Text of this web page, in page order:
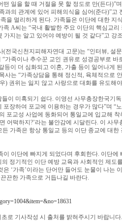
일을 할 때 거절을 못 할 정도로 만(든다)”며
과의 관계에 있어 피해의식을 심어(준다)”고
을 멀리하게 된다. 가족들은 이단에 대한 지
족 A씨는 “국내 활발한 주요 이단의 핵심교
가지는 알고 있어야 예방이 될 것 같다”고 강
(전국신천지피해자연대 고문)는 “인터뷰, 설
“가족이나 추수꾼 교인 권유로 성경공부로 바
등이 더 심화되고 이혼, 가출 등이 일어나게
사는 “가족상담을 통해 정신적, 육체적으로
) 권위는 잃지 않고 사랑으로 대화를 유도해
이 미혹되기 쉽다. 이영선 사무총장한국기
포장하여 포교에 이용하는 경우가 많다”며 “
포교성 사업에 동화되어 통일교에 입교해
어떡하지 ?’라는 불안감에 시달린다. 이 사무
든 가족은 항상 통일교 등의 이단 종교에 대한
이 이단에 빠지게 되었다며 후회한다. 이단에
정기적인 이단 예방 교육과 사회적인 제도
은 ‘가족’이라는 단어만 들어도 눈물이 나는
끈한 가족으로 거듭나길 바란다.
로 기사작성 시 출처를 밝혀주시기 바랍니다.